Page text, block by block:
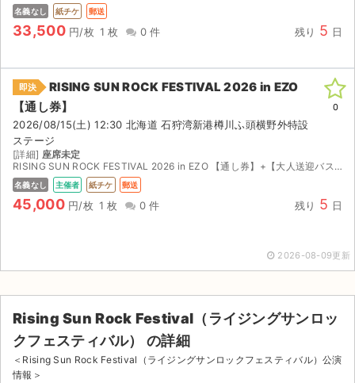
名義なし 紙チケ 郵送
33,500 円/枚 1 枚 0 件 残り 5 日
即決
RISING SUN ROCK FESTIVAL 2026 in EZO
【通し券】
2026/08/15(土) 12:30 北海道 石狩湾新港樽川ふ頭横野外特設
ステージ
[詳細] 座席未定
RISING SUN ROCK FESTIVAL 2026 in EZO 【通し券】+【大人送迎バスチケット×4（麻生駅〜会場）】 2026/08/15(土) 12:30 [会場] 石狩湾新港樽...
名義なし 主催者 紙チケ 郵送
45,000 円/枚 1 枚 0 件 残り 5 日
0
2026-08-09更新
Rising Sun Rock Festival（ライジングサンロッ
クフェスティバル） の詳細
＜Rising Sun Rock Festival（ライジングサンロックフェスティバル）公演
情報＞